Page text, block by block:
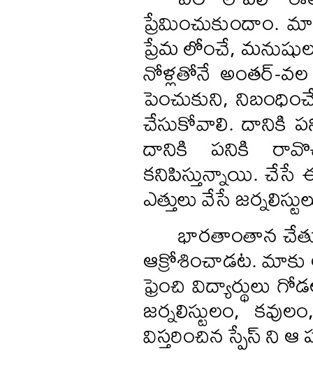
ప్రేమించుకుందాం.
ప్రేమ లోంచే,
నోళ్లతోనే అంతర్-
పెంచుకుని,
చేసుకోవాలి. దానికి
దానికి పనికి
కనిపిస్తున్నాయి. చేసే
ఎత్తులు వేసే
భారతాంతాన
ఆక్రోశించాడట.
ఫ్రెంచి విద్యార్థులు
జర్నలిస్టులం,
విస్తరించిన స్పేస్ ని